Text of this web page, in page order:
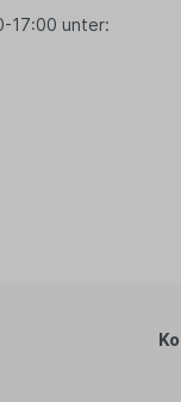
17:00 unter: